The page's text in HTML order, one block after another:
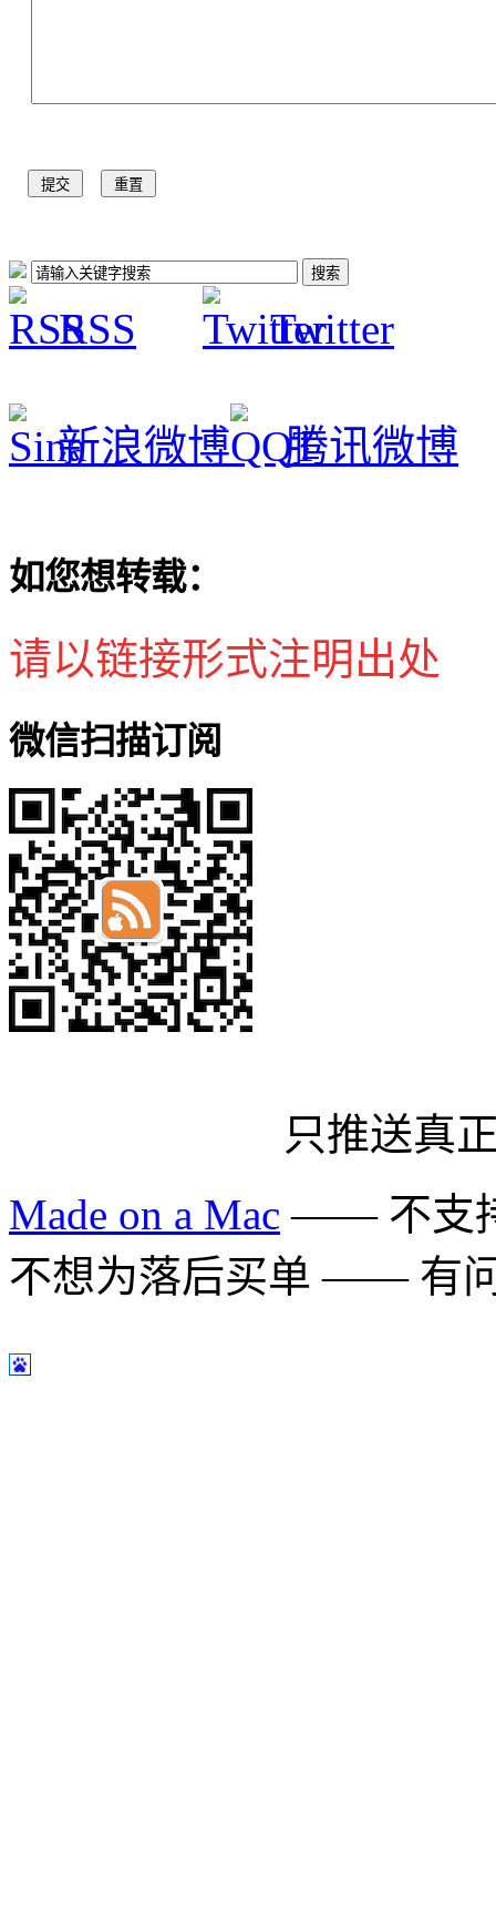
RSS Twitter
新浪微博 腾讯微博
如您想转载：
请以链接形式注明出处
微信扫描订阅
只推送真
Made on a Mac —— 不支
不想为落后买单 —— 有